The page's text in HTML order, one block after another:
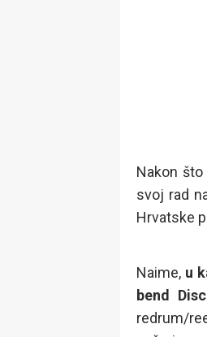
Nakon što
svoj rad
Hrvatske
Naime, u
bend
redrum/